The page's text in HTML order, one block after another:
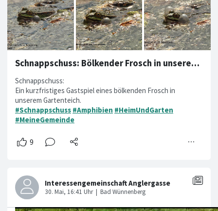
Schnappschuss: Bölkender Frosch in unserem Gartenteich
Schnappschuss:
Ein kurzfristiges Gastspiel eines bölkenden Frosch in
unserem Gartenteich.
#Schnappschuss #Amphibien #HeimUndGarten
#MeineGemeinde